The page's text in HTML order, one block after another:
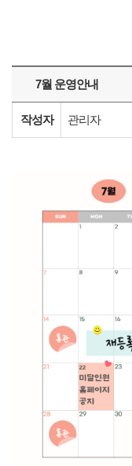
7월 운영안내
작성자 관리자